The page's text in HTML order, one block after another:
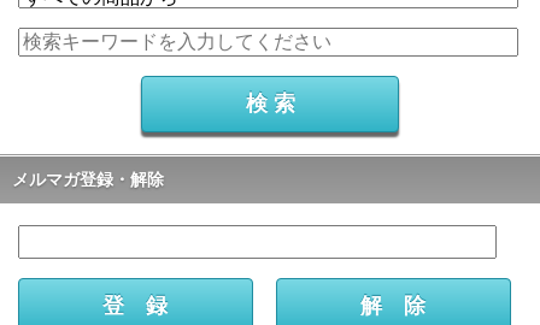
メルマガ登録・解除